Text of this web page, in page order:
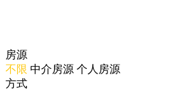
房源
不限 中介房源 个人房源
方式